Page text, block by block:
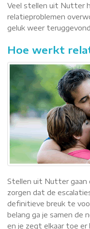
Veel stellen uit Nutter
relatieproblemen
geluk weer
Hoe werkt
Stellen uit Nutter gaan
zorgen dat de
definitieve breuk te
belang ga je samen
en je zegt elkaar toe er